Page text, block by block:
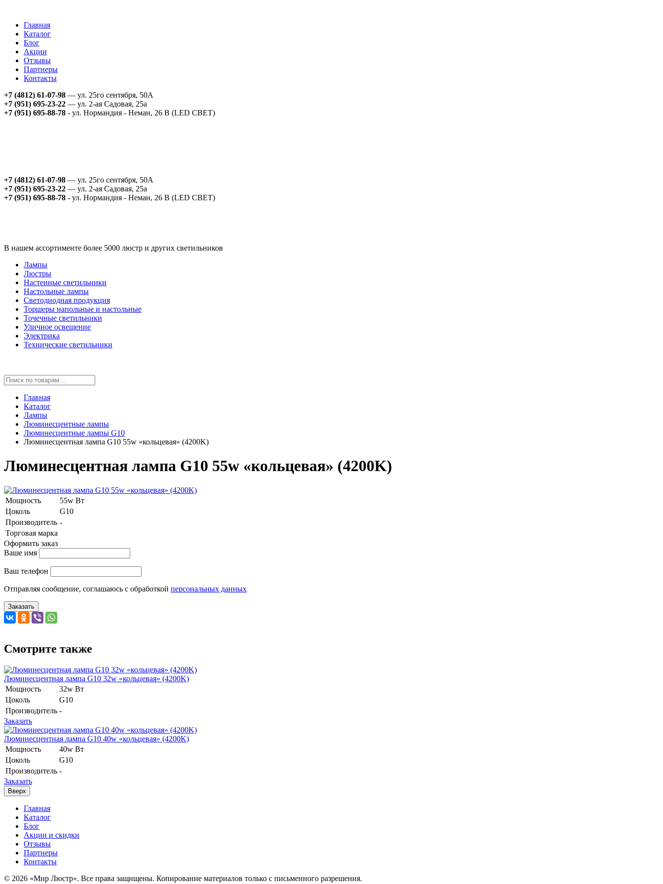
Главная
Каталог
Блог
Акции
Отзывы
Партнеры
Контакты
+7 (4812) 61-07-98 — ул. 25го сентября, 50А
+7 (951) 695-23-22 — ул. 2-ая Садовая, 25а
+7 (951) 695-88-78 - ул. Нормандия - Неман, 26 В (LED СВЕТ)
+7 (4812) 61-07-98 — ул. 25го сентября, 50А
+7 (951) 695-23-22 — ул. 2-ая Садовая, 25а
+7 (951) 695-88-78 - ул. Нормандия - Неман, 26 В (LED СВЕТ)
В нашем ассортименте более 5000 люстр и других светильников
Лампы
Люстры
Настенные светильники
Настольные лампы
Светодиодная продукция
Торшеры напольные и настольные
Точечные светильники
Уличное освещение
Электрика
Технические светильники
Главная
Каталог
Лампы
Люминесцентные лампы
Люминесцентные лампы G10
Люминесцентная лампа G10 55w «кольцевая» (4200K)
Люминесцентная лампа G10 55w «кольцевая» (4200K)
Мощность
55w Вт
Цоколь
G10
Производитель -
Торговая марка
Оформить заказ
Ваше имя
Ваш телефон
Отправляя сообщение, соглашаюсь с обработкой персональных данных
Заказать
Смотрите также
Люминесцентная лампа G10 32w «кольцевая» (4200K)
Мощность
32w Вт
Цоколь
G10
Производитель -
Заказать
Люминесцентная лампа G10 40w «кольцевая» (4200K)
Мощность
40w Вт
Цоколь
G10
Производитель -
Заказать
Вверх
Главная
Каталог
Блог
Акции и скидки
Отзывы
Партнеры
Контакты
© 2026 «Мир Люстр». Все права защищены. Копирование материалов только с письменного разрешения.